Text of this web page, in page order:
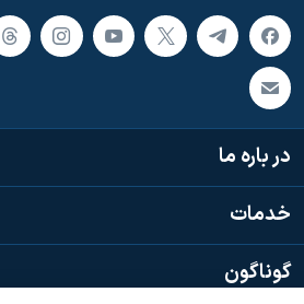
در باره ما
خدمات
گوناگون